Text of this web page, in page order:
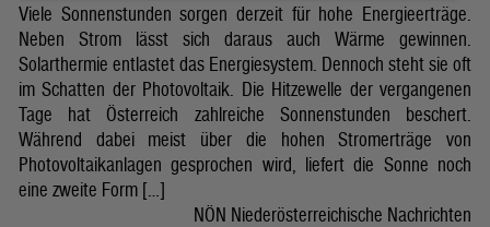
Viele Sonnenstunden sorgen derzeit für hohe Energieerträge.
Neben Strom lässt sich daraus auch Wärme gewinnen.
Solarthermie entlastet das Energiesystem. Dennoch steht sie oft
im Schatten der Photovoltaik. Die Hitzewelle der vergangenen
Tage hat Österreich zahlreiche Sonnenstunden beschert.
Während dabei meist über die hohen Stromerträge von
Photovoltaikanlagen gesprochen wird, liefert die Sonne noch
eine zweite Form […]
NÖN Niederösterreichische Nachrichten